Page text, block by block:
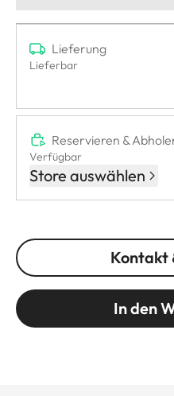
Lieferung
Lieferbar
Reservieren &
Verfügbar
Store auswählen
Kontakt
In den